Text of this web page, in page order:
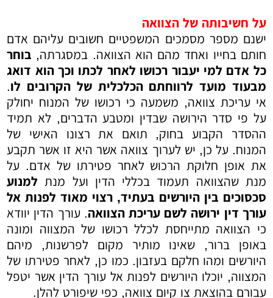
על חשיבותה של הצוואה
ישנם מספר מסמכים המשפטיים חשובים עליהם אדם
חותם בחייו ואחד מהם הוא הצוואה. במסגרתה, בוחר
כל אדם למי יעבור רכושו לאחר לכתו וכך הוא דואג
מבעוד מועד לרווחתם הכלכלית של הקרובים לו.
אי עריכת צוואה, משמעה כי רכושו של המנוח יחולק
על פי סדר הירושה שבדין ומטבע הדברים, לא תמיד
ההסדר הקבוע בחוק, תואם את רצונו האישי של
המנוח. על כן, יש לערוך צוואה אשר היא זו אשר תקבע
את אופן חלוקת הרכוש לאחר פטירתו של אדם. על
מנת שהצוואה תעמוד בכללי הדין ועל מנת למנוע
סכסוכים בין היורשים בעתיד, רצוי מאוד לפנות אל
עורך דין ירושה לשם עריכת הצוואה. עורך הדין יוודא
כי הצוואה מתייחסת לכלל רכושו של המצווה ומונה
באופן ברור, שאינו מותיר מקום לפרשנות, מיהם
היורשים ומהו חלקם בעזבון. כמו כן, לאחר פטירתו של
המצווה, יוכלו היורשים לפנות אל עורך הדין אשר יטפל
עבורם בהוצאת צו קיום צוואה, כפי שיפורט להלן.